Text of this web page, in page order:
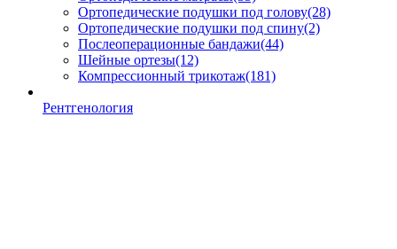
Ортопедические подушки под голову(28)
Ортопедические подушки под спину(2)
Послеоперационные бандажи(44)
Шейные ортезы(12)
Компрессионный трикотаж(181)
Рентгенология